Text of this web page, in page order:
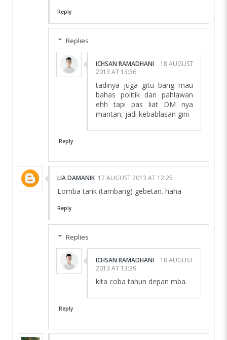
Reply
Replies
ICHSAN RAMADHANI
18 AUGUST
2013 AT 13:36
tadinya juga gitu bang mau
bahas politik dan pahlawan
ehh tapi pas liat DM nya
mantan, jadi kebablasan gini
Reply
LIA DAMANIK 17 AUGUST 2013 AT 12:25
Lomba tarik (tambang) gebetan. haha
Reply
Replies
ICHSAN RAMADHANI
18 AUGUST
2013 AT 13:39
kita coba tahun depan mba.
Reply